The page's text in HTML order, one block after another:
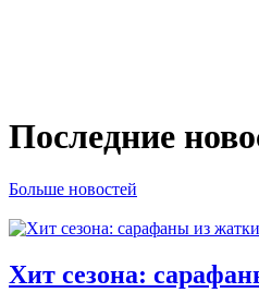
Последние
Больше новостей
Хит сезона: